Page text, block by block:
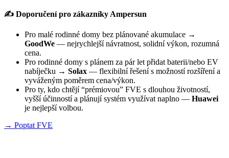
✍️ Doporučení pro zákazníky Ampersun
Pro malé rodinné domy bez plánované akumulace →
GoodWe — nejrychlejší návratnost, solidní výkon, rozumná
cena.
Pro rodinné domy s plánem za pár let přidat baterii/nebo EV
nabíječku → Solax — flexibilní řešení s možností rozšíření a
vyváženým poměrem cena/výkon.
Pro ty, kdo chtějí “prémiovou” FVE s dlouhou životností,
vyšší účinností a plánují systém využívat naplno — Huawei
je nejlepší volbou.
→ Poptat FVE